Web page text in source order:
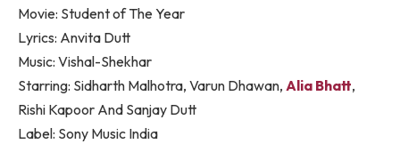
Movie: Student of The Year
Lyrics: Anvita Dutt
Music: Vishal-Shekhar
Starring: Sidharth Malhotra, Varun Dhawan, Alia Bhatt,
Rishi Kapoor And Sanjay Dutt
Label: Sony Music India